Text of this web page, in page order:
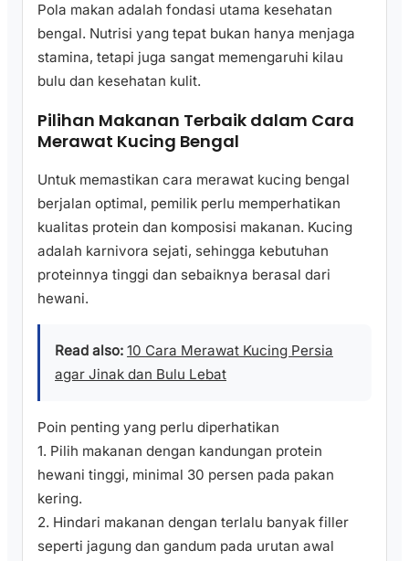
Pola makan adalah fondasi utama kesehatan
bengal. Nutrisi yang tepat bukan hanya menjaga
stamina, tetapi juga sangat memengaruhi kilau
bulu dan kesehatan kulit.
Pilihan Makanan Terbaik dalam Cara
Merawat Kucing Bengal
Untuk memastikan cara merawat kucing bengal
berjalan optimal, pemilik perlu memperhatikan
kualitas protein dan komposisi makanan. Kucing
adalah karnivora sejati, sehingga kebutuhan
proteinnya tinggi dan sebaiknya berasal dari
hewani.
Read also: 10 Cara Merawat Kucing Persia
agar Jinak dan Bulu Lebat
Poin penting yang perlu diperhatikan
1. Pilih makanan dengan kandungan protein
hewani tinggi, minimal 30 persen pada pakan
kering.
2. Hindari makanan dengan terlalu banyak filler
seperti jagung dan gandum pada urutan awal